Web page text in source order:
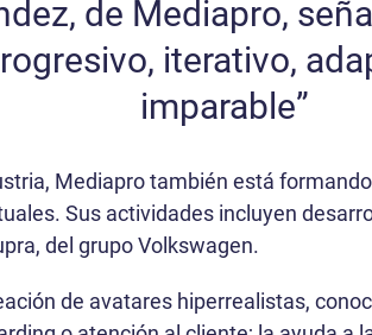
de Mediapro,
iterativo,
imparable”
Mediapro también está
Sus actividades incluyen
del grupo Volkswagen.
de avatares hiperrealistas,